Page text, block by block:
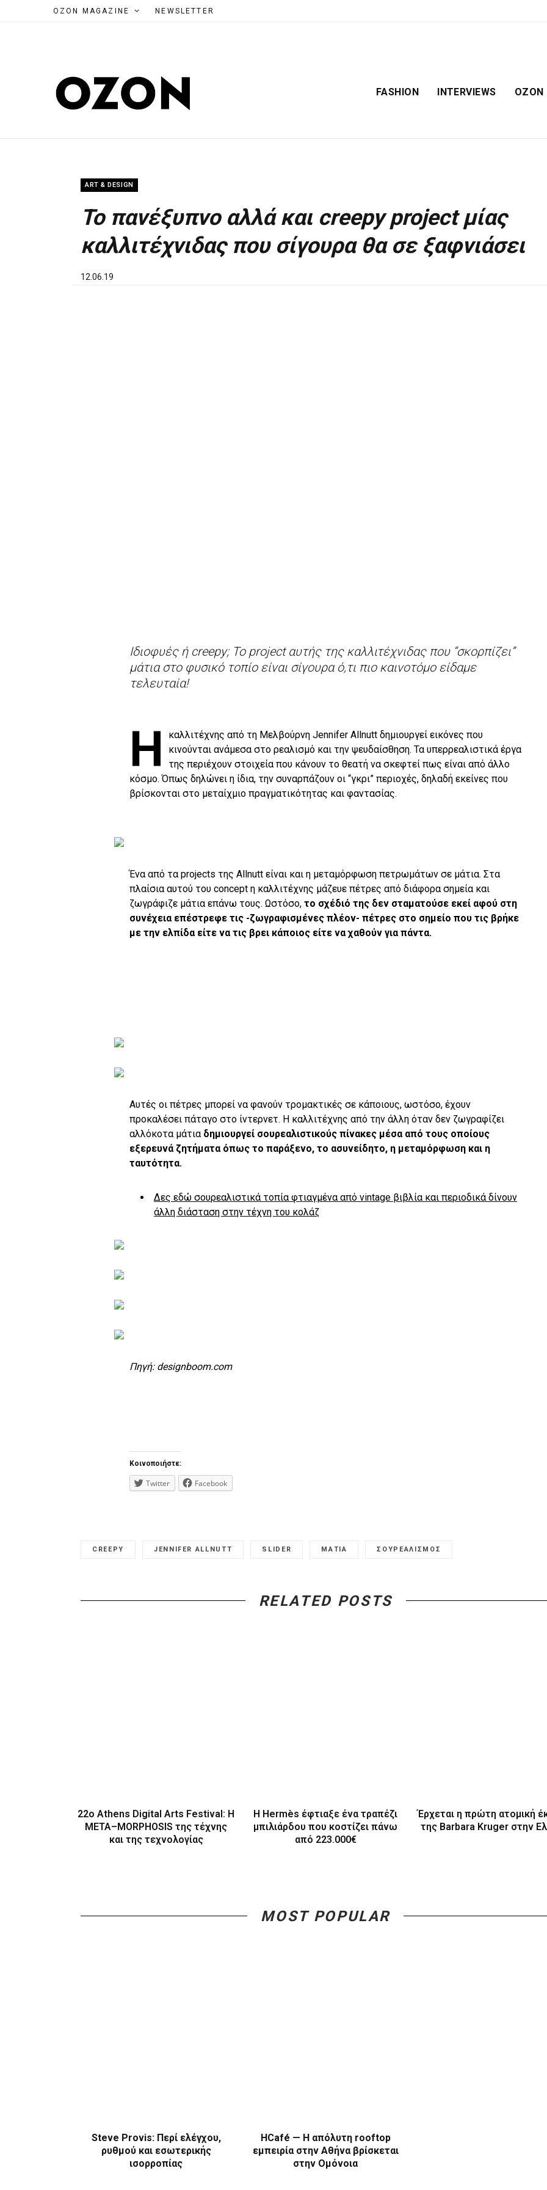
OZON MAGAZINE NEWSLETTER
FASHION INTERVIEWS OZON
ART & DESIGN
Το πανέξυπνο αλλά και creepy project μίας
καλλιτέχνιδας που σίγουρα θα σε ξαφνιάσει
12.06.19
Ιδιοφυές ή creepy; Το project αυτής της καλλιτέχνιδας που “σκορπίζει”
μάτια στο φυσικό τοπίο είναι σίγουρα ό,τι πιο καινοτόμο είδαμε
τελευταία!
Η
καλλιτέχνης από τη Μελβούρνη Jennifer Allnutt δημιουργεί εικόνες που
κινούνται ανάμεσα στο ρεαλισμό και την ψευδαίσθηση. Τα υπερρεαλιστικά έργα
της περιέχουν στοιχεία που κάνουν το θεατή να σκεφτεί πως είναι από άλλο
κόσμο. Όπως δηλώνει η ίδια, την συναρπάζουν οι “γκρι” περιοχές, δηλαδή εκείνες που
βρίσκονται στο μεταίχμιο πραγματικότητας και φαντασίας.
Ένα από τα projects της Allnutt είναι και η μεταμόρφωση πετρωμάτων σε μάτια. Στα
πλαίσια αυτού του concept η καλλιτέχνης μάζευε πέτρες από διάφορα σημεία και
ζωγράφιζε μάτια επάνω τους. Ωστόσο,το σχέδιό της δεν σταματούσε εκεί αφού στη
συνέχεια επέστρεφε τις -ζωγραφισμένες πλέον- πέτρες στο σημείο που τις βρήκε
με την ελπίδα είτε να τις βρει κάποιος είτε να χαθούν για πάντα.
Αυτές οι πέτρες μπορεί να φανούν τρομακτικές σε κάποιους, ωστόσο, έχουν
προκαλέσει πάταγο στο ίντερνετ. Η καλλιτέχνης από την άλλη όταν δεν ζωγραφίζει
αλλόκοτα μάτια δημιουργεί σουρεαλιστικούς πίνακες μέσα από τους οποίους
εξερευνά ζητήματα όπως το παράξενο, το ασυνείδητο, η μεταμόρφωση και η
ταυτότητα.
Δες εδώ σουρεαλιστικά τοπία φτιαγμένα από vintage βιβλία και περιοδικά δίνουν
άλλη διάσταση στην τέχνη του κολάζ
Πηγή: designboom.com
Κοινοποιήστε:
Twitter Facebook
CREEPY JENNIFER ALLNUTT SLIDER ΜΑΤΙΑ ΣΟΥΡΕΑΛΙΣΜΟΣ
RELATED POSTS
22ο Athens Digital Arts Festival: Η
ΜΕΤΑ–MORPHOSIS της τέχνης
και της τεχνολογίας
Η Hermès έφτιαξε ένα τραπέζι
μπιλιάρδου που κοστίζει πάνω
από 223.000€
Έρχεται η πρώτη ατομική
της Barbara Kruger στην
MOST POPULAR
Steve Provis: Περί ελέγχου,
ρυθμού και εσωτερικής
ισορροπίας
HCafé — Η απόλυτη rooftop
εμπειρία στην Αθήνα βρίσκεται
στην Ομόνοια